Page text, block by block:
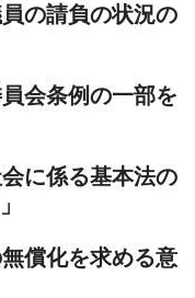
の請負の状況の
会条例の一部を
に係る基本法の
償化を求める意